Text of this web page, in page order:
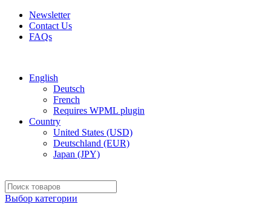
Newsletter
Contact Us
FAQs
English
Deutsch
French
Requires WPML plugin
Country
United States (USD)
Deutschland (EUR)
Japan (JPY)
Выбор категории